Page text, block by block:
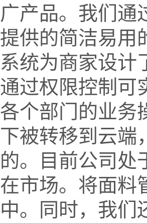
广产品。我们通
提供的简洁易用
系统为商家设计
通过权限控制可
各个部门的业务
下被转移到云端
的。目前公司处
在市场。将面料
中。同时，我们